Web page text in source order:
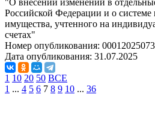
"О внесении изменений в
Российской Федерации и о
имущества, учтенного на
счетах"
Номер опубликования:
Дата опубликования: 31.07.2025
1 10 20 50 ВСЕ
1 ... 4 5 6 7 8 9 10 ... 36